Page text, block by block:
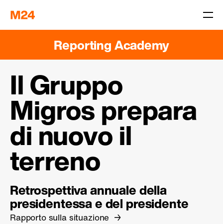
Reporting Academy
Il Gruppo
Migros prepara
di nuovo il
terreno
Retrospettiva annuale della
presidentessa e del presidente
Rapporto sulla situazione